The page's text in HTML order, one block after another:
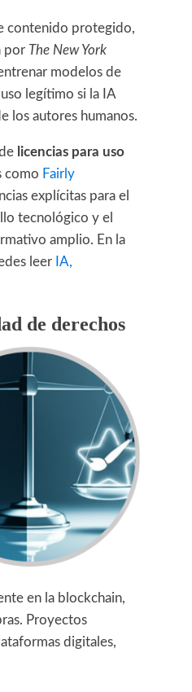
contenido protegido,
por The New York
modelos de
legítimo si la IA
los autores humanos.
licencias para uso
como Fairly
explícitas para el
tecnológico y el
amplio. En la
leer IA,
de derechos
en la blockchain,
Proyectos
digitales,